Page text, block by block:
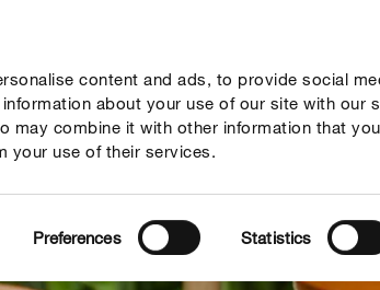
content and ads, to provide social
about your use of our site with our
may combine it with other information that
your use of their services.
Preferences Statistics
Advies Thema's Tot je dienst